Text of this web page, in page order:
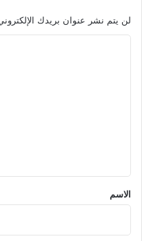
لن يتم نشر عنوان بريدك
*
الاسم